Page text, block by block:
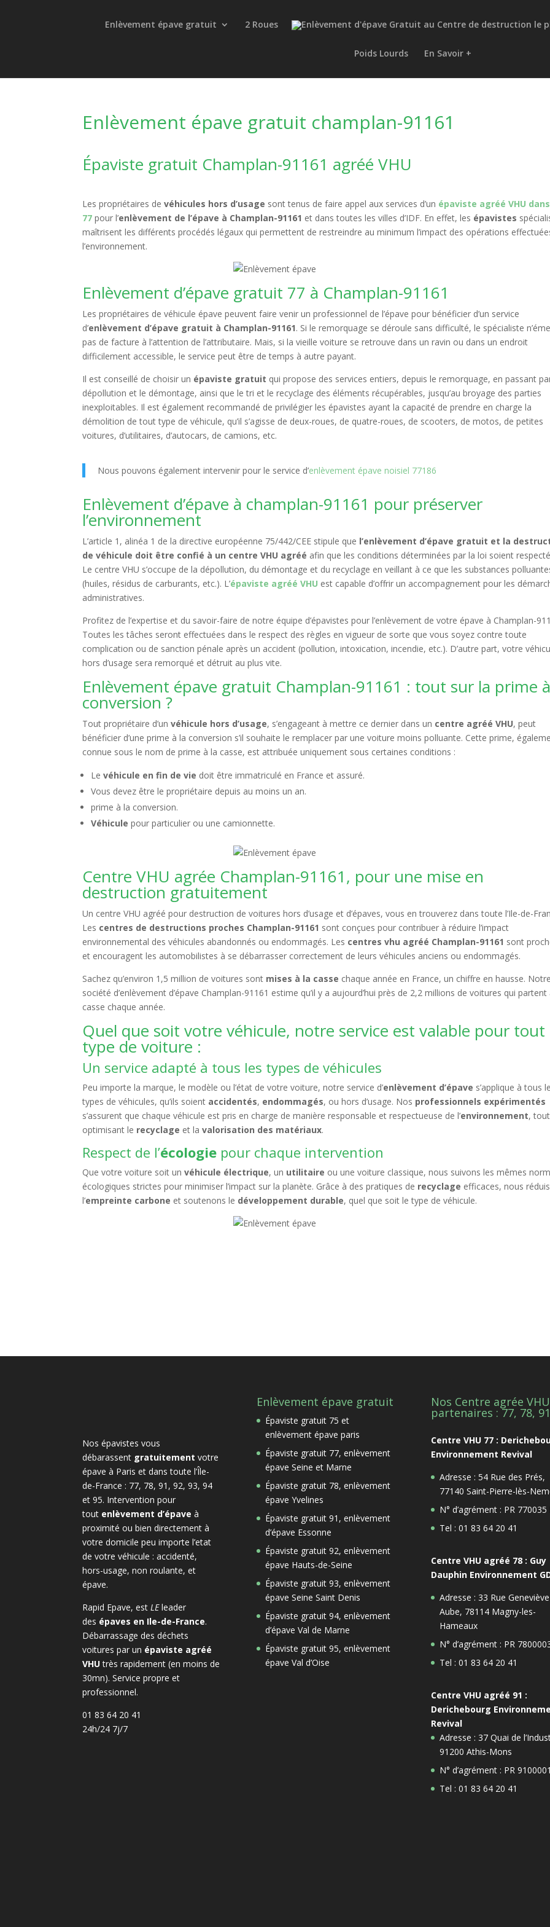
Enlèvement épave gratuit 2 Roues
Poids Lourds En Savoir +
Enlèvement épave gratuit champlan-91161
Épaviste gratuit Champlan-91161 agréé VHU
Les propriétaires devéhicules hors d’usage sont tenus de faire appel aux services d’un épaviste agréé VHU
77 pour l’enlèvement de l’épave à Champlan-91161 et dans toutes les villes d’IDF. En effet, les épavistes
maîtrisent les différents procédés légaux qui permettent de restreindre au minimum l’impact des opérations
l’environnement.
Enlèvement d’épave gratuit 77 à Champlan-91161
Les propriétaires de véhicule épave peuvent faire venir un professionnel de l’épave pour bénéficier d’un service
d’enlèvement d’épave gratuit à Champlan-91161. Si le remorquage se déroule sans difficulté, le spécialiste
pas de facture à l’attention de l’attributaire. Mais, si la vieille voiture se retrouve dans un ravin ou dans un endroit
difficilement accessible, le service peut être de temps à autre payant.
Il est conseillé de choisir un épaviste gratuit qui propose des services entiers, depuis le remorquage, en passant
dépollution et le démontage, ainsi que le tri et le recyclage des éléments récupérables, jusqu’au broyage des parties
inexploitables. Il est également recommandé de privilégier les épavistes ayant la capacité de prendre en charge la
démolition de tout type de véhicule, qu’il s’agisse de deux-roues, de quatre-roues, de scooters, de motos, de petites
voitures, d’utilitaires, d’autocars, de camions, etc.
Nous pouvons également intervenir pour le service d’enlèvement épave noisiel 77186
Enlèvement d’épave à champlan-91161 pour préserver
l’environnement
L’article 1, alinéa 1 de la directive européenne 75/442/CEE stipule que l’enlèvement d’épave gratuit et la
de véhicule doit être confié à un centre VHU agréé afin que les conditions déterminées par la loi soient
Le centre VHU s’occupe de la dépollution, du démontage et du recyclage en veillant à ce que les substances
(huiles, résidus de carburants, etc.). L’épaviste agréé VHU est capable d’offrir un accompagnement pour les
administratives.
Profitez de l’expertise et du savoir-faire de notre équipe d’épavistes pour l’enlèvement de votre épave à Champlan-
Toutes les tâches seront effectuées dans le respect des règles en vigueur de sorte que vous soyez contre toute
complication ou de sanction pénale après un accident (pollution, intoxication, incendie, etc.). D’autre part, votre
hors d’usage sera remorqué et détruit au plus vite.
Enlèvement épave gratuit Champlan-91161 : tout sur la prime
conversion ?
Tout propriétaire d’unvéhicule hors d’usage, s’engageant à mettre ce dernier dans un centre agréé VHU, peut
bénéficier d’une prime à la conversion s’il souhaite le remplacer par une voiture moins polluante. Cette prime,
connue sous le nom de prime à la casse, est attribuée uniquement sous certaines conditions :
Levéhicule en fin de vie doit être immatriculé en France et assuré.
Vous devez être le propriétaire depuis au moins un an.
prime à la conversion.
Véhicule pour particulier ou une camionnette.
Centre VHU agrée Champlan-91161, pour une mise en
destruction gratuitement
Un centre VHU agréé pour destruction de voitures hors d’usage et d’épaves, vous en trouverez dans toute l’Ile-de-
Les centres de destructions proches Champlan-91161 sont conçues pour contribuer à réduire l’impact
environnemental des véhicules abandonnés ou endommagés. Les centres vhu agréé Champlan-91161 sont
et encouragent les automobilistes à se débarrasser correctement de leurs véhicules anciens ou endommagés.
Sachez qu’environ 1,5 million de voitures sont mises à la casse chaque année en France, un chiffre en hausse. Notre
société d’enlèvement d’épave Champlan-91161 estime qu’il y a aujourd’hui près de 2,2 millions de voitures qui partent
casse chaque année.
Quel que soit votre véhicule, notre service est valable pour tout
type de voiture :
Un service adapté à tous les types de véhicules
Peu importe la marque, le modèle ou l’état de votre voiture, notre service d’enlèvement d’épave s’applique à tous
types de véhicules, qu’ils soient accidentés, endommagés, ou hors d’usage. Nos professionnels expérimentés
s’assurent que chaque véhicule est pris en charge de manière responsable et respectueuse de l’environnement,
optimisant le recyclage et lavalorisation des matériaux.
Respect de l’écologie pour chaque intervention
Que votre voiture soit unvéhicule électrique, un utilitaire ou une voiture classique, nous suivons les mêmes
écologiques strictes pour minimiser l’impact sur la planète. Grâce à des pratiques de recyclage efficaces, nous
l’empreinte carbone et soutenons le développement durable, quel que soit le type de véhicule.
Nos épavistes vous
débarassent gratuitement votre
épave à Paris et dans toute l’Île-
de-France : 77, 78, 91, 92, 93, 94
et 95. Intervention pour
tout enlèvement d’épave à
proximité ou bien directement à
votre domicile peu importe l’etat
de votre véhicule : accidenté,
hors-usage, non roulante, et
épave.
Rapid Epave, est LEleader
des épaves en Ile-de-France.
Débarrassage des déchets
voitures par un épaviste agréé
VHUtrès rapidement (en moins de
30mn). Service propre et
professionnel.
01 83 64 20 41
24h/24 7j/7
Enlèvement épave gratuit
Épaviste gratuit 75 et
enlèvement épave paris
Épaviste gratuit 77, enlèvement
épave Seine et Marne
Épaviste gratuit 78, enlèvement
épave Yvelines
Épaviste gratuit 91, enlèvement
d’épave Essonne
Épaviste gratuit 92, enlèvement
épave Hauts-de-Seine
Épaviste gratuit 93, enlèvement
épave Seine Saint Denis
Épaviste gratuit 94, enlèvement
d’épave Val de Marne
Épaviste gratuit 95, enlèvement
épave Val d’Oise
Nos Centre agrée VHU
partenaires : 77, 78, 91
Centre VHU 77 :
Environnement Revival
Adresse : 54 Rue des Prés,
77140 Saint-Pierre-lès-
N° d’agrément : PR 770035
Tel : 01 83 64 20 41
Centre VHU agréé 78 : Guy
Dauphin Environnement
Adresse : 33 Rue Geneviève
Aube, 78114 Magny-les-
Hameaux
N° d’agrément : PR
Tel : 01 83 64 20 41
Centre VHU agréé 91 :
Derichebourg
Revival
Adresse : 37 Quai de
91200 Athis-Mons
N° d’agrément : PR
Tel : 01 83 64 20 41